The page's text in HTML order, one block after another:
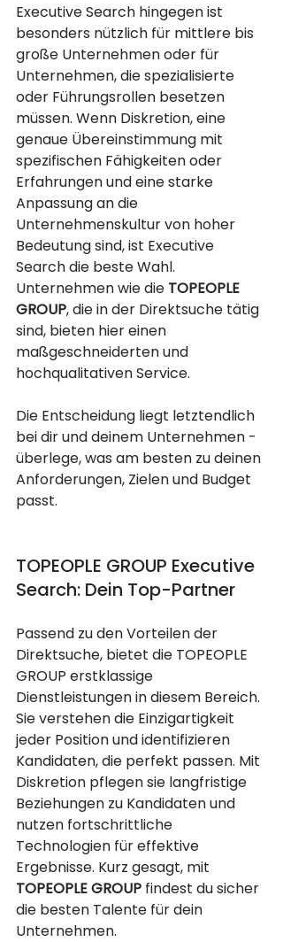
Executive Search hingegen ist
besonders nützlich für mittlere bis
große Unternehmen oder für
Unternehmen, die spezialisierte
oder Führungsrollen besetzen
müssen. Wenn Diskretion, eine
genaue Übereinstimmung mit
spezifischen Fähigkeiten oder
Erfahrungen und eine starke
Anpassung an die
Unternehmenskultur von hoher
Bedeutung sind, ist Executive
Search die beste Wahl.
Unternehmen wie die TOPEOPLE
GROUP, die in der Direktsuche tätig
sind, bieten hier einen
maßgeschneiderten und
hochqualitativen Service.
Die Entscheidung liegt letztendlich
bei dir und deinem Unternehmen -
überlege, was am besten zu deinen
Anforderungen, Zielen und Budget
passt.
TOPEOPLE GROUP Executive
Search: Dein Top-Partner
Passend zu den Vorteilen der
Direktsuche, bietet die TOPEOPLE
GROUP erstklassige
Dienstleistungen in diesem Bereich.
Sie verstehen die Einzigartigkeit
jeder Position und identifizieren
Kandidaten, die perfekt passen. Mit
Diskretion pflegen sie langfristige
Beziehungen zu Kandidaten und
nutzen fortschrittliche
Technologien für effektive
Ergebnisse. Kurz gesagt, mit
TOPEOPLE GROUP findest du sicher
die besten Talente für dein
Unternehmen.